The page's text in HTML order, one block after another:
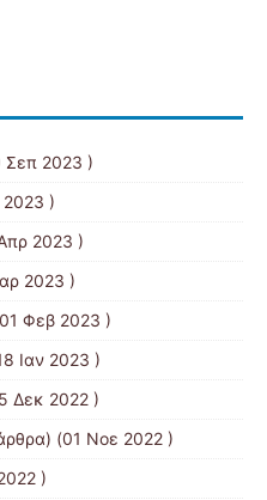
Σεπ 2023 )
2023 )
2023 )
2023 )
Φεβ 2023 )
Ιαν 2023 )
Δεκ 2022 )
(01 Νοε 2022 )
)